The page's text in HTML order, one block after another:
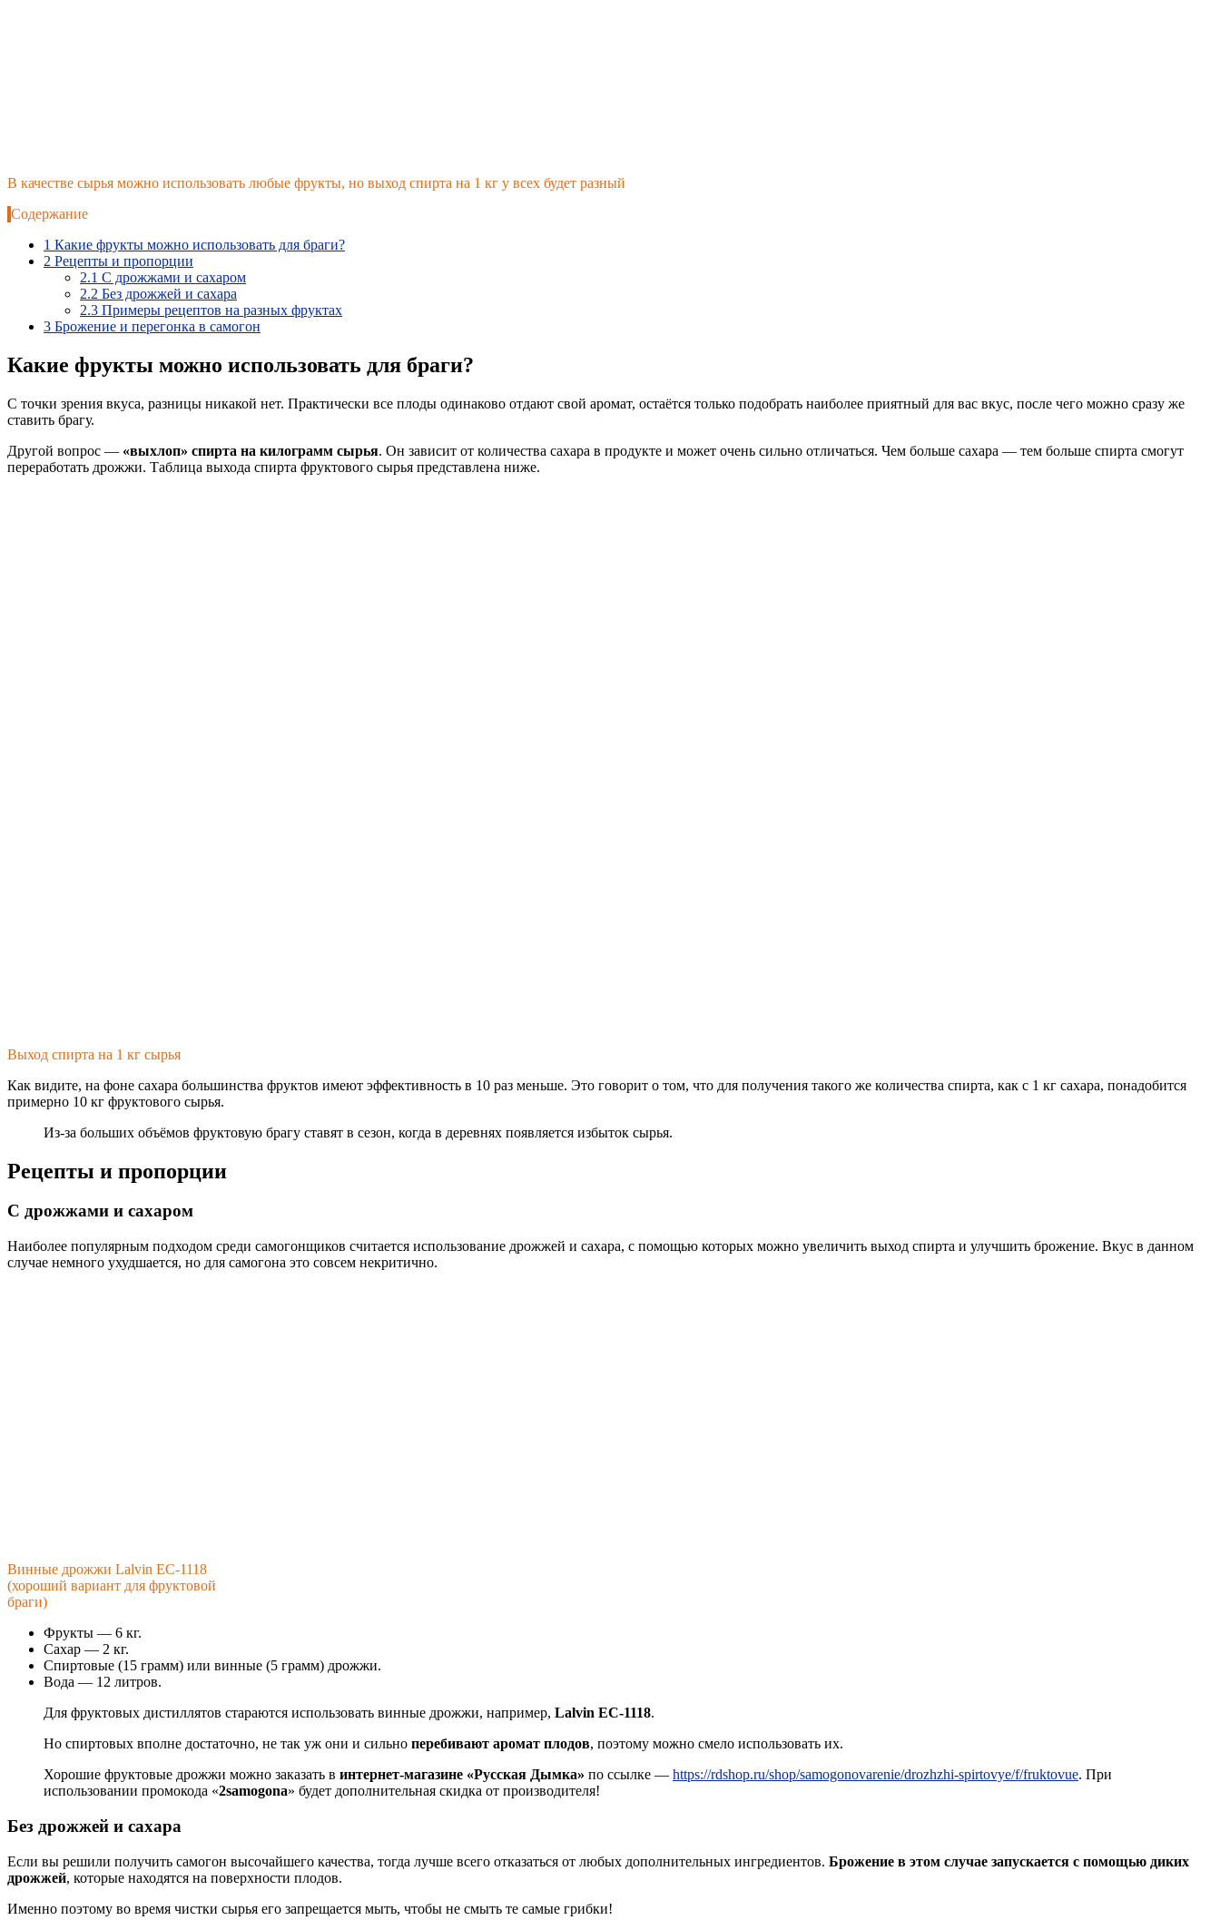
В качестве сырья можно использовать любые фрукты, но выход спирта на 1 кг у всех будет разный
Содержание
1 Какие фрукты можно использовать для браги?
2 Рецепты и пропорции
2.1 С дрожжами и сахаром
2.2 Без дрожжей и сахара
2.3 Примеры рецептов на разных фруктах
3 Брожение и перегонка в самогон
Какие фрукты можно использовать для браги?
С точки зрения вкуса, разницы никакой нет. Практически все плоды одинаково отдают свой аромат, остаётся только подобрать наиболее приятный для вас вкус, после чего можно сразу же
ставить брагу.
Другой вопрос — «выхлоп» спирта на килограмм сырья. Он зависит от количества сахара в продукте и может очень сильно отличаться. Чем больше сахара — тем больше спирта смогут
переработать дрожжи. Таблица выхода спирта фруктового сырья представлена ниже.
Выход спирта на 1 кг сырья
Как видите, на фоне сахара большинства фруктов имеют эффективность в 10 раз меньше. Это говорит о том, что для получения такого же количества спирта, как с 1 кг сахара, понадобится
примерно 10 кг фруктового сырья.
Из-за больших объёмов фруктовую брагу ставят в сезон, когда в деревнях появляется избыток сырья.
Рецепты и пропорции
С дрожжами и сахаром
Наиболее популярным подходом среди самогонщиков считается использование дрожжей и сахара, с помощью которых можно увеличить выход спирта и улучшить брожение. Вкус в данном
случае немного ухудшается, но для самогона это совсем некритично.
Винные дрожжи Lalvin EC-1118
(хороший вариант для фруктовой
браги)
Фрукты — 6 кг.
Сахар — 2 кг.
Спиртовые (15 грамм) или винные (5 грамм) дрожжи.
Вода — 12 литров.
Для фруктовых дистиллятов стараются использовать винные дрожжи, например, Lalvin EC-1118.
Но спиртовых вполне достаточно, не так уж они и сильно перебивают аромат плодов, поэтому можно смело использовать их.
Хорошие фруктовые дрожжи можно заказать в интернет-магазине «Русская Дымка» по ссылке — https://rdshop.ru/shop/samogonovarenie/drozhzhi-spirtovye/f/fruktovue. При
использовании промокода «2samogona» будет дополнительная скидка от производителя!
Без дрожжей и сахара
Если вы решили получить самогон высочайшего качества, тогда лучше всего отказаться от любых дополнительных ингредиентов. Брожение в этом случае запускается с помощью диких
дрожжей, которые находятся на поверхности плодов.
Именно поэтому во время чистки сырья его запрещается мыть, чтобы не смыть те самые грибки!